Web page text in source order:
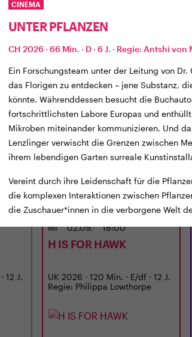
TRAILER
12 J.
MI 02.09. 18:00
H IS FOR HAWK
UK 2026 · 120 Min. · E/df · 12 J.
Regie: Philippa Lowthorpe
CINEMA
UNTER PFLANZEN
CH 2026 · 66 Min. · D · 6 J. · Regie: Antshi von
Ein Forschungsteam unter der Leitung von Dr.
das Florigen zu entdecken – jene Substanz,
könnte. Währenddessen besucht die
fortschrittlichsten Labore Europas und
Mikroben miteinander kommunizieren. Und
Lenzlinger verwischt die Grenzen zwischen
ihrem lebendigen Garten surreale
Vereint durch ihre Leidenschaft für die
die komplexen Interaktionen zwischen
die Zuschauer*innen in die verborgene Welt